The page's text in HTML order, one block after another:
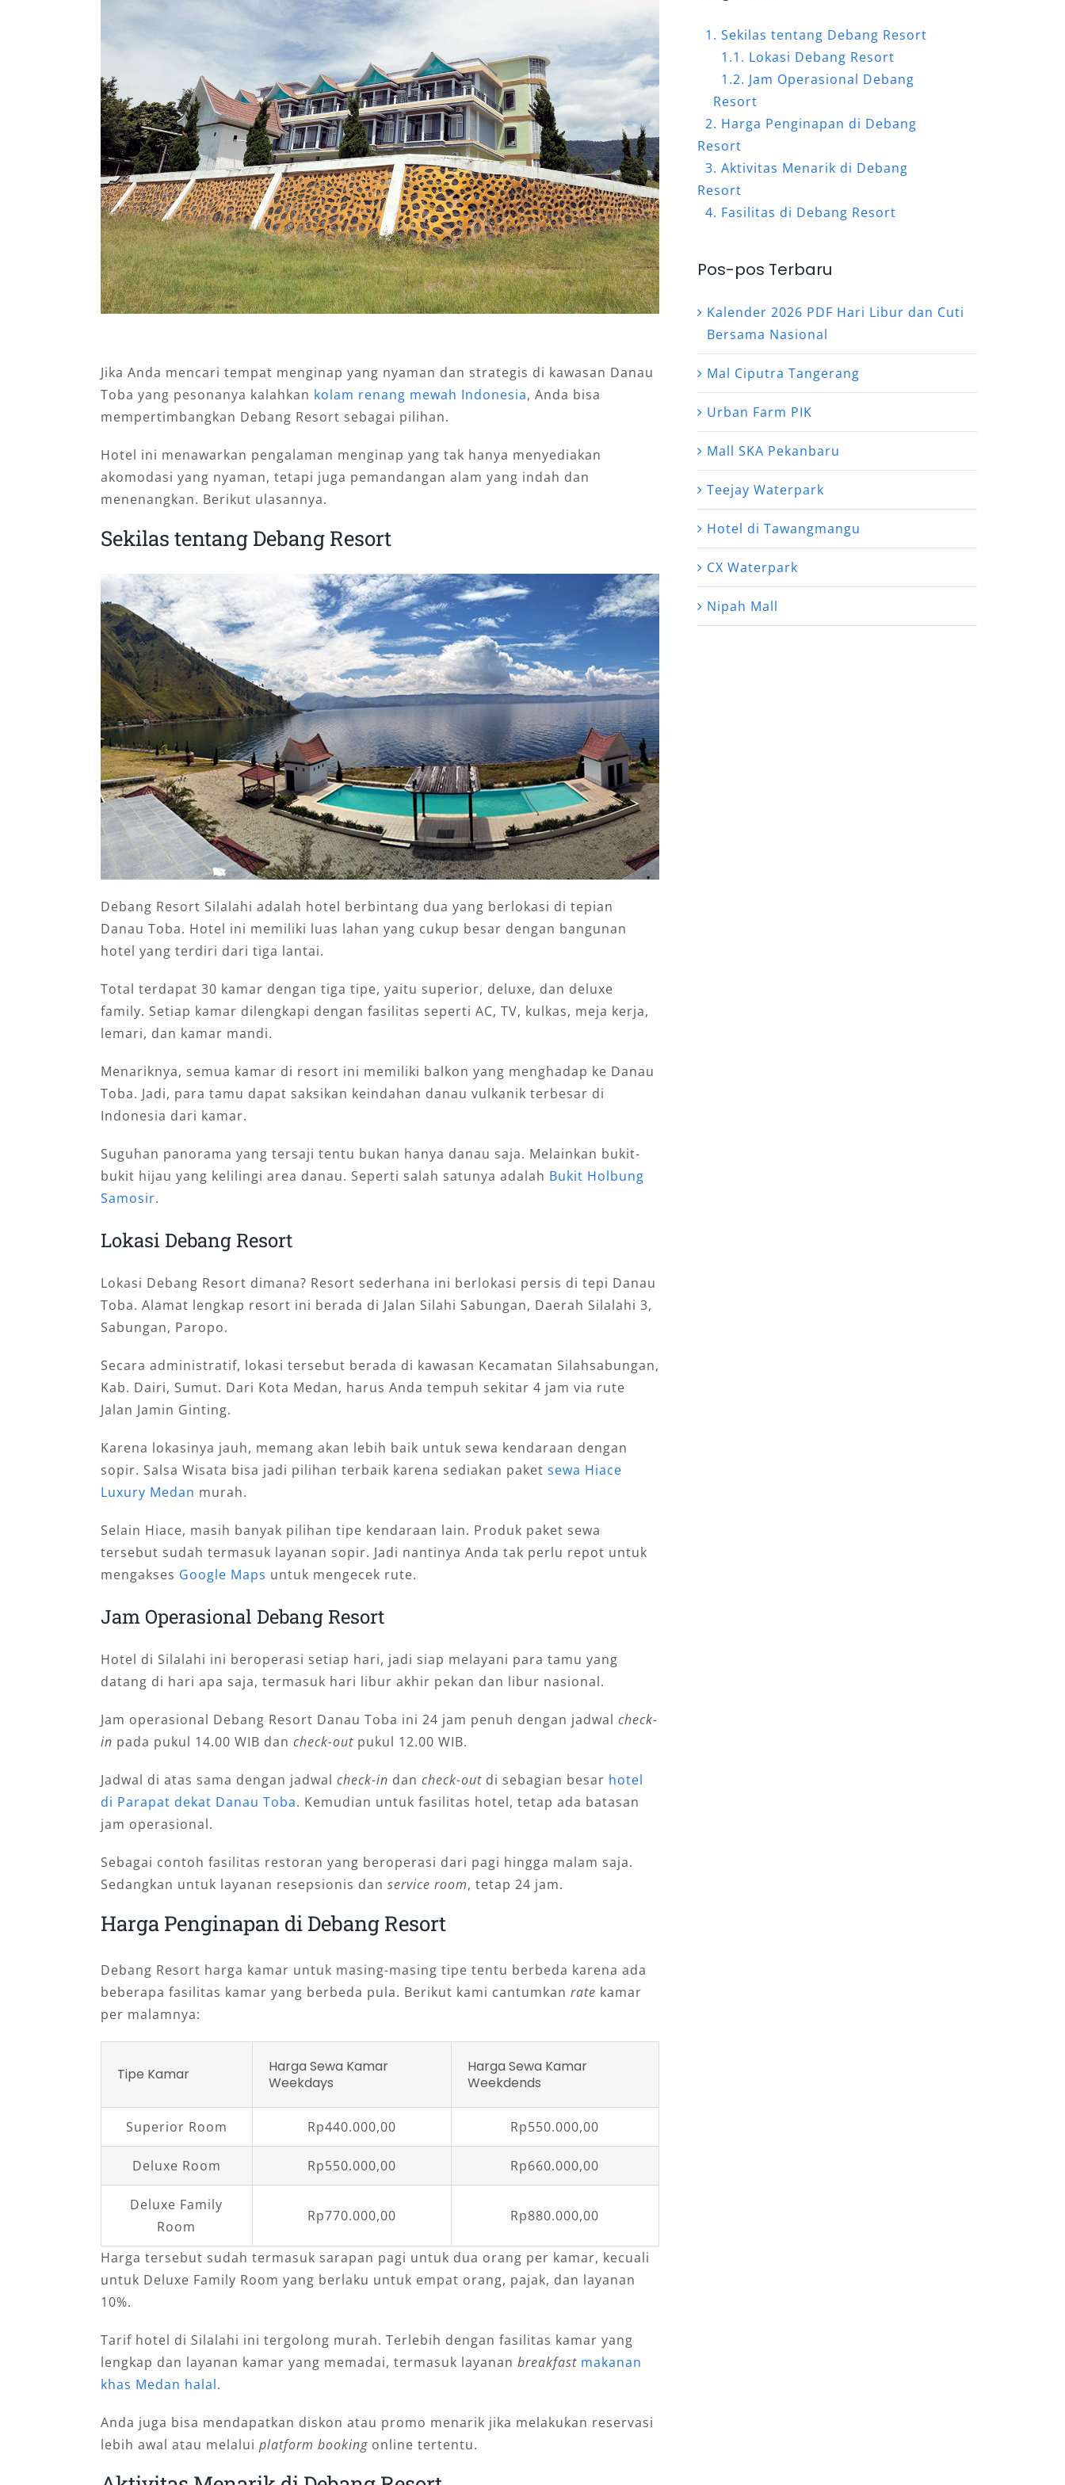
Jika Anda mencari tempat menginap yang nyaman dan strategis di kawasan Danau
Toba yang pesonanya kalahkan kolam renang mewah Indonesia, Anda bisa
mempertimbangkan Debang Resort sebagai pilihan.
Hotel ini menawarkan pengalaman menginap yang tak hanya menyediakan
akomodasi yang nyaman, tetapi juga pemandangan alam yang indah dan
menenangkan. Berikut ulasannya.
Sekilas tentang Debang Resort
Debang Resort Silalahi adalah hotel berbintang dua yang berlokasi di tepian
Danau Toba. Hotel ini memiliki luas lahan yang cukup besar dengan bangunan
hotel yang terdiri dari tiga lantai.
Total terdapat 30 kamar dengan tiga tipe, yaitu superior, deluxe, dan deluxe
family. Setiap kamar dilengkapi dengan fasilitas seperti AC, TV, kulkas, meja kerja,
lemari, dan kamar mandi.
Menariknya, semua kamar di resort ini memiliki balkon yang menghadap ke Danau
Toba. Jadi, para tamu dapat saksikan keindahan danau vulkanik terbesar di
Indonesia dari kamar.
Suguhan panorama yang tersaji tentu bukan hanya danau saja. Melainkan bukit-
bukit hijau yang kelilingi area danau. Seperti salah satunya adalah Bukit Holbung
Samosir.
Lokasi Debang Resort
Lokasi Debang Resort dimana? Resort sederhana ini berlokasi persis di tepi Danau
Toba. Alamat lengkap resort ini berada di Jalan Silahi Sabungan, Daerah Silalahi 3,
Sabungan, Paropo.
Secara administratif, lokasi tersebut berada di kawasan Kecamatan Silahsabungan,
Kab. Dairi, Sumut. Dari Kota Medan, harus Anda tempuh sekitar 4 jam via rute
Jalan Jamin Ginting.
Karena lokasinya jauh, memang akan lebih baik untuk sewa kendaraan dengan
sopir. Salsa Wisata bisa jadi pilihan terbaik karena sediakan paket sewa Hiace
Luxury Medan murah.
Selain Hiace, masih banyak pilihan tipe kendaraan lain. Produk paket sewa
tersebut sudah termasuk layanan sopir. Jadi nantinya Anda tak perlu repot untuk
mengakses Google Maps untuk mengecek rute.
Jam Operasional Debang Resort
Hotel di Silalahi ini beroperasi setiap hari, jadi siap melayani para tamu yang
datang di hari apa saja, termasuk hari libur akhir pekan dan libur nasional.
Jam operasional Debang Resort Danau Toba ini 24 jam penuh dengan jadwal check-
in pada pukul 14.00 WIB dan check-outpukul 12.00 WIB.
Jadwal di atas sama dengan jadwal check-in dan check-outdi sebagian besar hotel
di Parapat dekat Danau Toba. Kemudian untuk fasilitas hotel, tetap ada batasan
jam operasional.
Sebagai contoh fasilitas restoran yang beroperasi dari pagi hingga malam saja.
Sedangkan untuk layanan resepsionis dan service room, tetap 24 jam.
Harga Penginapan di Debang Resort
Debang Resort harga kamar untuk masing-masing tipe tentu berbeda karena ada
beberapa fasilitas kamar yang berbeda pula. Berikut kami cantumkan rate kamar
per malamnya:
Tipe Kamar
Harga Sewa Kamar
Weekdays
Harga Sewa Kamar
Weekdends
Superior Room Rp440.000,00 Rp550.000,00
Deluxe Room Rp550.000,00 Rp660.000,00
Deluxe Family
Room
Rp770.000,00 Rp880.000,00
Harga tersebut sudah termasuk sarapan pagi untuk dua orang per kamar, kecuali
untuk Deluxe Family Room yang berlaku untuk empat orang, pajak, dan layanan
10%.
Tarif hotel di Silalahi ini tergolong murah. Terlebih dengan fasilitas kamar yang
lengkap dan layanan kamar yang memadai, termasuk layanan breakfast makanan
khas Medan halal.
Anda juga bisa mendapatkan diskon atau promo menarik jika melakukan reservasi
lebih awal atau melalui platform bookingonline tertentu.
Sekilas tentang Debang Resort
Lokasi Debang Resort
Jam Operasional Debang
Resort
Harga Penginapan di Debang
Resort
Aktivitas Menarik di Debang
Resort
Fasilitas di Debang Resort
Pos-pos Terbaru
Kalender 2026 PDF Hari Libur dan Cuti
Bersama Nasional
Mal Ciputra Tangerang
Urban Farm PIK
Mall SKA Pekanbaru
Teejay Waterpark
Hotel di Tawangmangu
CX Waterpark
Nipah Mall